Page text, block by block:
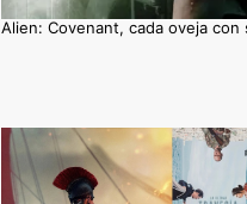
Alien: Covenant, cada oveja con